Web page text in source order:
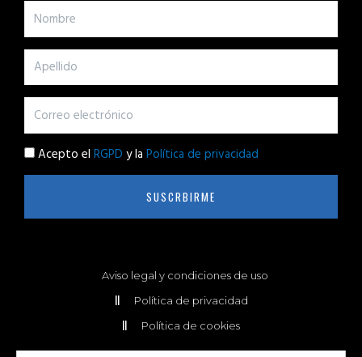
Acepto el RGPD y la Política de privacidad
SUSCRBIRME
Aviso legal y condiciones de uso
Política de privacidad
Política de cookies